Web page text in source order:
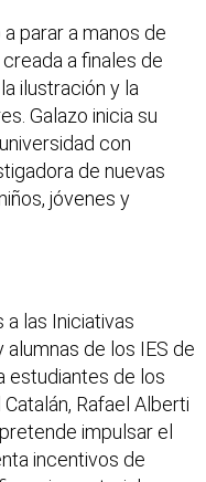
parar a manos de
a finales de
ilustración y la
Galazo inicia su
con
de nuevas
jóvenes y
a las Iniciativas
de los IES de
estudiantes de los
Rafael Alberti
impulsar el
incentivos de